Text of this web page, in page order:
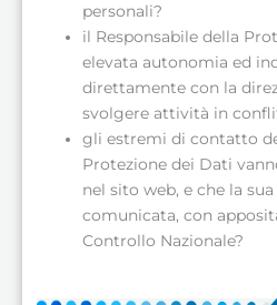
personali?
il Responsabile della
elevata autonomia ed
direttamente con la
svolgere attività in
gli estremi di contatto
Protezione dei Dati
nel sito web, e che la
comunicata, con
Controllo Nazionale?